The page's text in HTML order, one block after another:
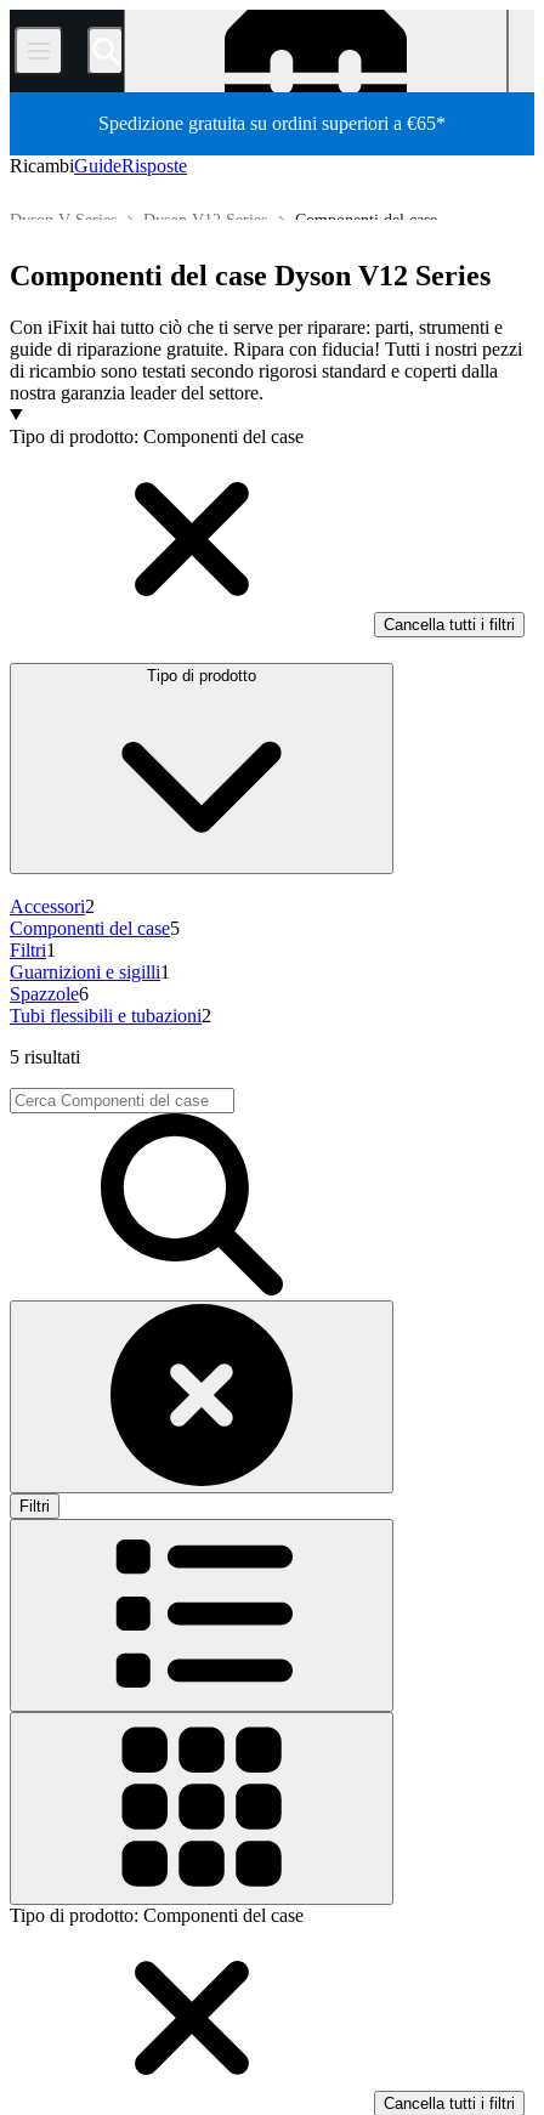
/
Spedizione gratuita su ordini superiori a €65*
RicambiGuideRisposte
Componenti del case
Dyson V12 Series
Dyson V Series
Tutti i ricambi
Store
Componenti del case Dyson V12 Series
Con iFixit hai tutto ciò che ti serve per riparare: parti, strumenti e
guide di riparazione gratuite. Ripara con fiducia! Tutti i nostri pezzi
di ricambio sono testati secondo rigorosi standard e coperti dalla
nostra garanzia leader del settore.
Prodotti
Tipo di prodotto: Componenti del case
Cancella tutti i filtri
Tipo di prodotto
Accessori2
Componenti del case5
Filtri1
Guarnizioni e sigilli1
Spazzole6
Tubi flessibili e tubazioni2
5 risultati
Filtri
Tipo di prodotto: Componenti del case
Cancella tutti i filtri